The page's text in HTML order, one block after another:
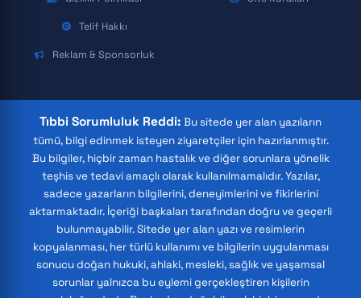
Telif Hakkı
Reklam & Sponsorluk
Tıbbi Sorumluluk Reddi: Bu sitede yer alan yazıların
tümü, bilgi edinmek isteyen ziyaretçiler için hazırlanmıştır.
Bu bilgiler, hiçbir zaman hastalık ve diğer sorunlara yönelik
teşhis ve tedavi amaçlı olarak kullanılmamalıdır. Yazılar,
sadece yazarların bilgilerini, deneyimlerini ve fikirlerini
aktarmaktadır. İçeriği başkaları tarafından doğru ve geçerli
bulunmayabilir. Sitede yer alan yazı ve resimlerin
kopyalanması, her türlü kullanımı ve bilgilerin uygulanması
sonucu doğan hukuki, ahlaki, mesleki, sağlık ve yaşamsal
sorunlar yalnızca bu eylemi gerçekleştiren kişilerin